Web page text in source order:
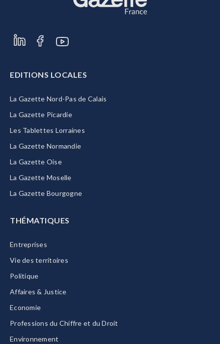
EDITIONS LOCALES
La Gazette Nord-Pas de Calais
La Gazette Picardie
Les Tablettes Lorraines
La Gazette Normandie
La Gazette Oise
La Gazette Moselle
La Gazette Bourgogne
THÉMATIQUES
Entreprises
Vie des territoires
Politique
Affaires & Justice
Economie
Professions du Chiffre et du Droit
Environnement